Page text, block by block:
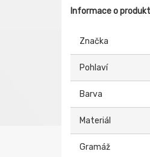
Informace o
Značka
Pohlaví
Barva
Materiál
Gramáž